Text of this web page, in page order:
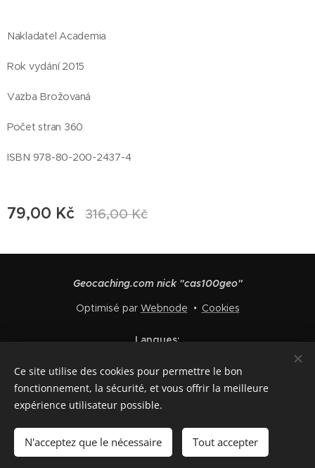
Nakladatel Academia
Rok vydání 2015
Vazba Brožovaná
Počet stran 360
ISBN 978-80-200-2437-4
79,00 Kč 316,00Kč
Ajouter au panier
Geocaching.com nick "cas100geo"
Optimisé par Webnode Cookies
Langues
Italiano
Ce site utilise des cookies pour permettre le bon
fonctionnement, la sécurité, et vous offrir la meilleure
expérience utilisateur possible.
N'acceptez que le nécessaire Tout accepter